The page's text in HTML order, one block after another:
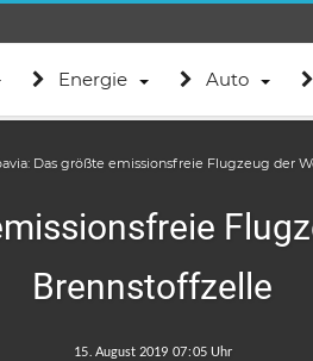
Energie Auto
Das größte emissionsfreie Flugzeug der
Brennstoffzelle
: